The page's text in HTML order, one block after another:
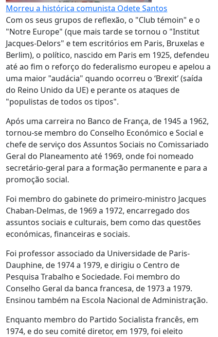
Morreu a histórica comunista Odete Santos
Com os seus grupos de reflexão, o "Club témoin" e o
"Notre Europe" (que mais tarde se tornou o "Institut
Jacques-Delors" e tem escritórios em Paris, Bruxelas e
Berlim), o político, nascido em Paris em 1925, defendeu
até ao fim o reforço do federalismo europeu e apelou a
uma maior "audácia" quando ocorreu o ‘Brexit’ (saída
do Reino Unido da UE) e perante os ataques de
"populistas de todos os tipos".
Após uma carreira no Banco de França, de 1945 a 1962,
tornou-se membro do Conselho Económico e Social e
chefe de serviço dos Assuntos Sociais no Comissariado
Geral do Planeamento até 1969, onde foi nomeado
secretário-geral para a formação permanente e para a
promoção social.
Foi membro do gabinete do primeiro-ministro Jacques
Chaban-Delmas, de 1969 a 1972, encarregado dos
assuntos sociais e culturais, bem como das questões
económicas, financeiras e sociais.
Foi professor associado da Universidade de Paris-
Dauphine, de 1974 a 1979, e dirigiu o Centro de
Pesquisa Trabalho e Sociedade. Foi membro do
Conselho Geral da banca francesa, de 1973 a 1979.
Ensinou também na Escola Nacional de Administração.
Enquanto membro do Partido Socialista francês, em
1974, e do seu comité diretor, em 1979, foi eleito